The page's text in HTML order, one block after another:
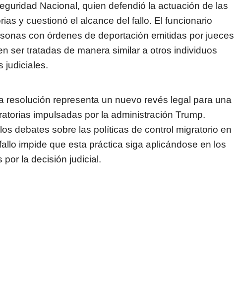
Nacional, quien defendió la actuación de las
y cuestionó el alcance del fallo. El funcionario
con órdenes de deportación emitidas por jueces
ser tratadas de manera similar a otros individuos
judiciales.
resolución representa un nuevo revés legal para una
impulsadas por la administración Trump.
debates sobre las políticas de control migratorio en
impide que esta práctica siga aplicándose en los
por la decisión judicial.